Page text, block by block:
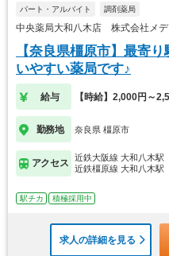
パート・アルバイト 調剤薬局
中央薬局大和八木店 株式会社メデ
【奈良県橿原市】最寄
いやすい薬局です♪
給与 【時給】2,000円～
勤務地 奈良県 橿原市
アクセス
近鉄大阪線 大和八木駅
近鉄橿原線 大和八木駅
駅チカ 積極採用中
求人の詳細を見る